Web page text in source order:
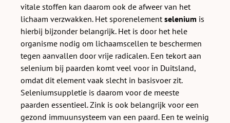
vitale stoffen kan daarom ook de afweer van het
lichaam verzwakken. Het sporenelement selenium is
hierbij bijzonder belangrijk. Het is door het hele
organisme nodig om lichaamscellen te beschermen
tegen aanvallen door vrije radicalen. Een tekort aan
selenium bij paarden komt veel voor in Duitsland,
omdat dit element vaak slecht in basisvoer zit.
Seleniumsuppletie is daarom voor de meeste
paarden essentieel. Zink is ook belangrijk voor een
gezond immuunsysteem van een paard. Een te weinig